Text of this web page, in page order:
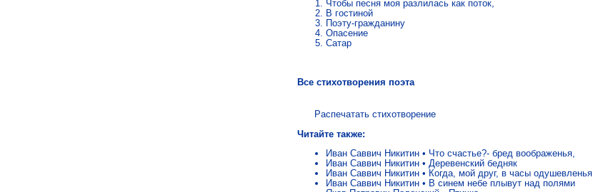
Чтобы песня моя разлилась как поток,
В гостиной
Поэту-гражданину
Опасение
Сатар
Все стихотворения поэта
Распечатать стихотворение
Читайте также:
Иван Саввич Никитин • Что счастье?- бред воображенья,
Иван Саввич Никитин • Деревенский бедняк
Иван Саввич Никитин • Когда, мой друг, в часы одушевленья
Иван Саввич Никитин • В синем небе плывут над полями